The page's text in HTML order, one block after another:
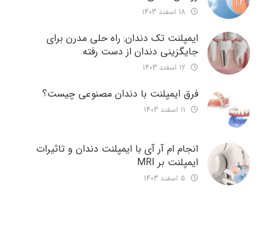
ایمپلنت تک دندان: راه حلی مدرن برای
جایگزینی دندان از دست رفته
فرق ایمپلنت با دندان مصنوعی چیست؟
انجام ام آر آی با ایمپلنت دندان و تاثیرات
ایمپلنت بر MRI